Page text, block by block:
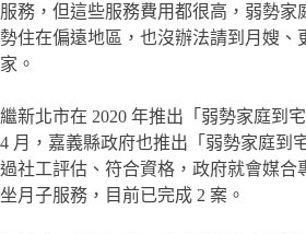
服務，但這些服務費用都很高，弱勢家
勢住在偏遠地區，也沒辦法請到月嫂、
家。
繼新北市在 2020 年推出「弱勢家庭到
4 月，嘉義縣政府也推出「弱勢家庭到
過社工評估、符合資格，政府就會媒合
坐月子服務，目前已完成 2 案。